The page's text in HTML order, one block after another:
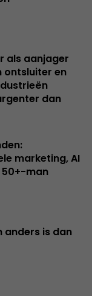
als aanjager
ontsluiter en
dan
marketing, AI
50+-man
anders is dan